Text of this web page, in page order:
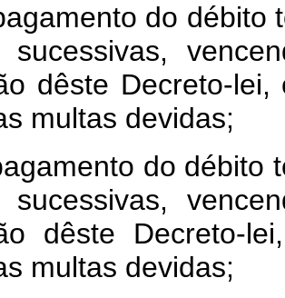
do débito
sucessivas,
dêste Decreto-
multas devidas;
do débito
sucessivas,
dêste Decreto-
multas devidas;